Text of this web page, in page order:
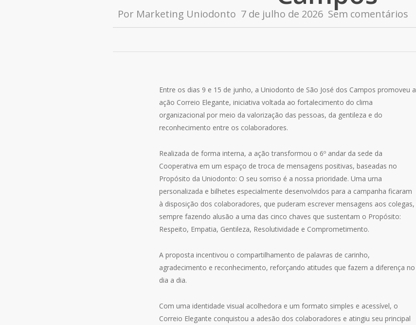
Por Marketing Uniodonto 7 de julho de 2026 Sem comentários
Entre os dias 9 e 15 de junho, a Uniodonto de São José dos Campos promoveu a
ação Correio Elegante, iniciativa voltada ao fortalecimento do clima
organizacional por meio da valorização das pessoas, da gentileza e do
reconhecimento entre os colaboradores.
Realizada de forma interna, a ação transformou o 6º andar da sede da
Cooperativa em um espaço de troca de mensagens positivas, baseadas no
Propósito da Uniodonto: O seu sorriso é a nossa prioridade. Uma urna
personalizada e bilhetes especialmente desenvolvidos para a campanha ficaram
à disposição dos colaboradores, que puderam escrever mensagens aos colegas,
sempre fazendo alusão a uma das cinco chaves que sustentam o Propósito:
Respeito, Empatia, Gentileza, Resolutividade e Comprometimento.
A proposta incentivou o compartilhamento de palavras de carinho,
agradecimento e reconhecimento, reforçando atitudes que fazem a diferença no
dia a dia.
Com uma identidade visual acolhedora e um formato simples e acessível, o
Correio Elegante conquistou a adesão dos colaboradores e atingiu seu principal